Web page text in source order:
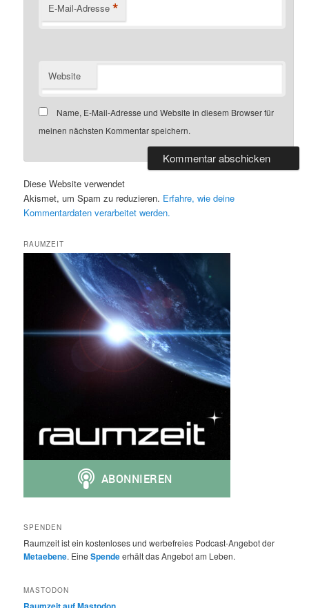
E-Mail-Adresse *
Website
Name, E-Mail-Adresse und Website in diesem Browser für
meinen nächsten Kommentar speichern.
Diese Website verwendet
Akismet, um Spam zu reduzieren. Erfahre, wie deine
Kommentardaten verarbeitet werden.
RAUMZEIT
SPENDEN
Raumzeit ist ein kostenloses und werbefreies Podcast-Angebot der
Metaebene. EineSpendeerhält das Angebot am Leben.
MASTODON